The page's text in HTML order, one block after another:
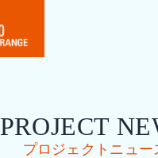
PROJECT
プロジェクトニュー